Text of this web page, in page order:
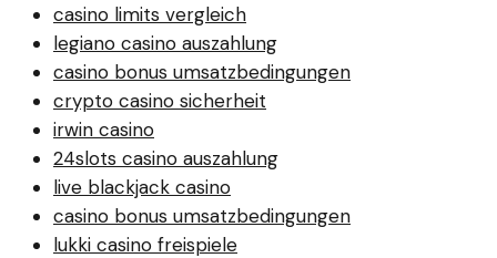
casino limits vergleich
legiano casino auszahlung
casino bonus umsatzbedingungen
crypto casino sicherheit
irwin casino
24slots casino auszahlung
live blackjack casino
casino bonus umsatzbedingungen
lukki casino freispiele